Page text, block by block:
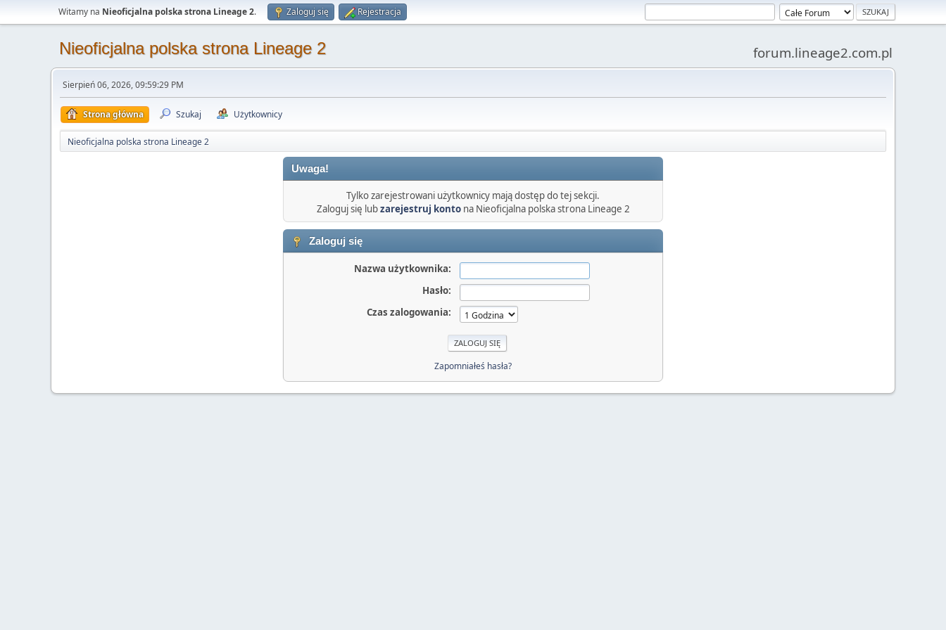
Witamy na Nieoficjalna polska strona Lineage 2. Zaloguj się Rejestracja
Nieoficjalna polska strona Lineage 2 forum.lineage2.com.pl
Sierpień 06, 2026, 09:59:29 PM
Strona główna Szukaj Użytkownicy
Nieoficjalna polska strona Lineage 2
Uwaga!
Tylko zarejestrowani użytkownicy mają dostęp do tej sekcji.
Zaloguj się lubzarejestruj kontona Nieoficjalna polska strona Lineage 2
Zaloguj się
Nazwa użytkownika:
Hasło:
Czas zalogowania:
Zapomniałeś hasła?